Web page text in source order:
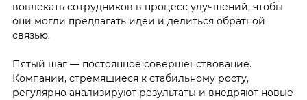
вовлекать сотрудников в процесс улучшений, чтобы
они могли предлагать идеи и делиться обратной
связью.
Пятый шаг — постоянное совершенствование.
Компании, стремящиеся к стабильному росту,
регулярно анализируют результаты и внедряют новые